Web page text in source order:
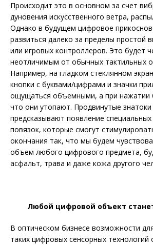
Происходит это в основном за счет
дуновения искусственного ветра,
Однако в будущем цифровое
развиться далеко за пределы простой
или игровых контроллеров. Это будет
неотличимым от обычных тактильных
Например, на гладком стеклянном
кнопки с буквами/цифрами и значки
ощущаться объемными, а при нажатии
что они утопают. Продвинутые знатоки
предсказывают появление
повязок, которые смогут
окончания так, что мы будем
объем любого цифрового предмета,
асфальт, трава и даже кожа другого
Любой цифровой объект
В оптическом бизнесе возможности
таких цифровых сенсорных технологий